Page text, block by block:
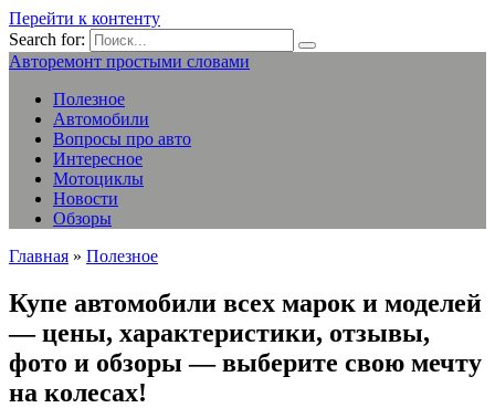
Перейти к контенту
Search for:
Авторемонт простыми словами
Полезное
Автомобили
Вопросы про авто
Интересное
Мотоциклы
Новости
Обзоры
Главная » Полезное
Купе автомобили всех марок и моделей
— цены, характеристики, отзывы,
фото и обзоры — выберите свою мечту
на колесах!